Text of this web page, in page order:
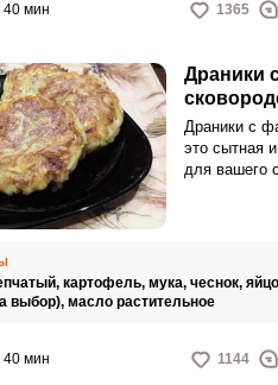
40 мин 1365
Драники
Драники с
это сытная
для вашего
картофель, мука, чеснок,
выбор), масло растительное
40 мин 1144